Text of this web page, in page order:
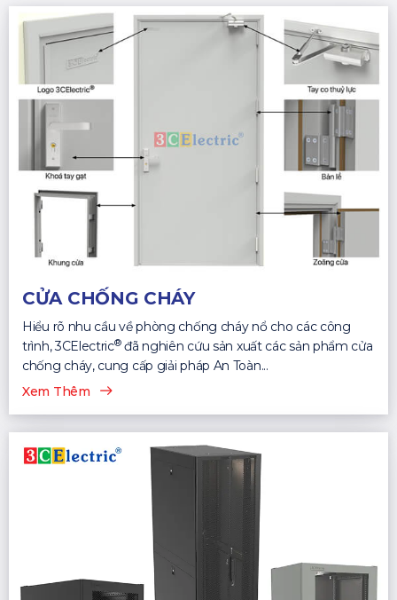
CỬA CHỐNG CHÁY
Hiểu rõ nhu cầu về phòng chống cháy nổ cho các công
trình, 3CElectric®đã nghiên cứu sản xuất các sản phẩm cửa
chống cháy, cung cấp giải pháp An Toàn...
Xem Thêm